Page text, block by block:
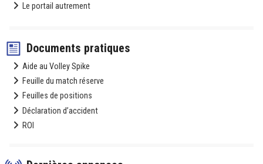
Le portail autrement
Documents pratiques
Aide au Volley Spike
Feuille du match réserve
Feuilles de positions
Déclaration d’accident
ROI